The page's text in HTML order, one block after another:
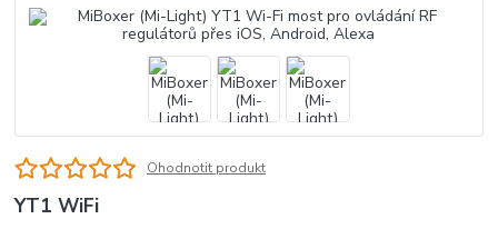
Ohodnotit produkt
YT1 WiFi